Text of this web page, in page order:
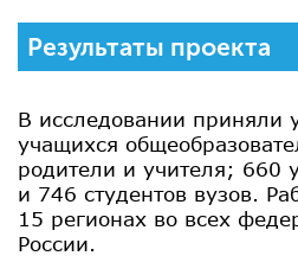
Результаты проекта
В исследовании приняли
учащихся
родители и учителя; 660
и 746 студентов вузов.
15 регионах во всех
России.